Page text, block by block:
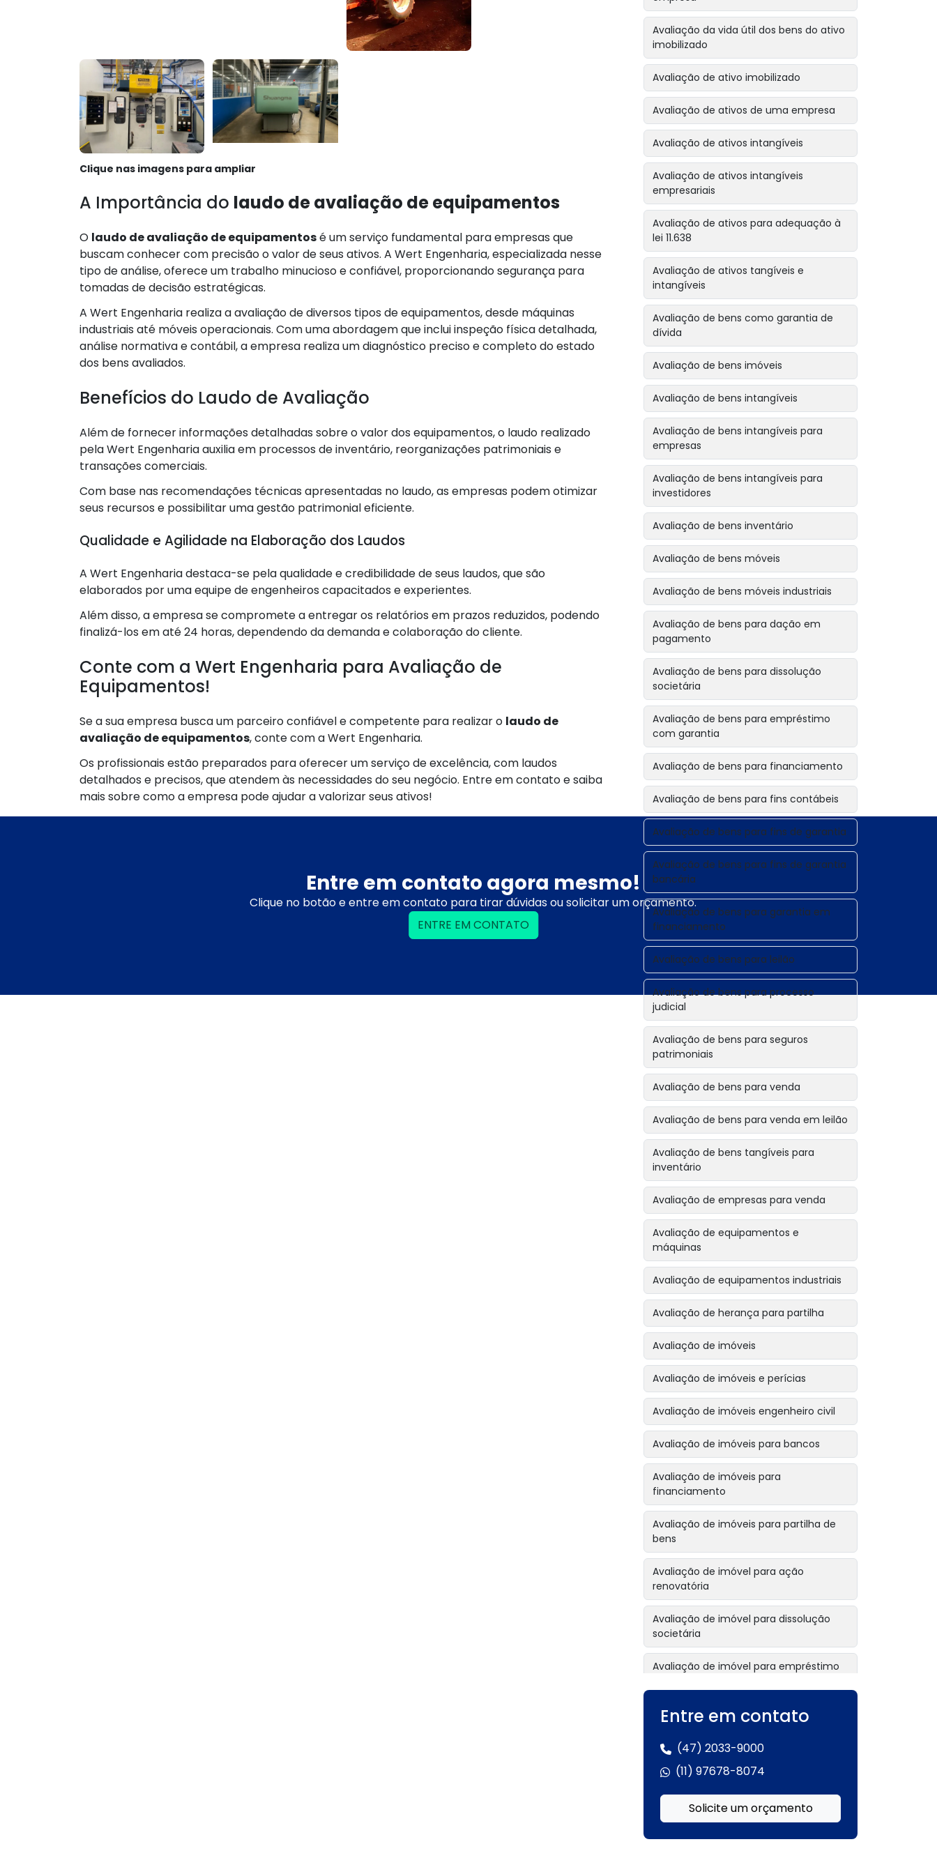
Clique nas imagens para ampliar
A Importância do laudo de avaliação de equipamentos
O laudo de avaliação de equipamentosé um serviço fundamental para empresas que
buscam conhecer com precisão o valor de seus ativos. A Wert Engenharia, especializada nesse
tipo de análise, oferece um trabalho minucioso e confiável, proporcionando segurança para
tomadas de decisão estratégicas.
A Wert Engenharia realiza a avaliação de diversos tipos de equipamentos, desde máquinas
industriais até móveis operacionais. Com uma abordagem que inclui inspeção física detalhada,
análise normativa e contábil, a empresa realiza um diagnóstico preciso e completo do estado
dos bens avaliados.
Benefícios do Laudo de Avaliação
Além de fornecer informações detalhadas sobre o valor dos equipamentos, o laudo realizado
pela Wert Engenharia auxilia em processos de inventário, reorganizações patrimoniais e
transações comerciais.
Com base nas recomendações técnicas apresentadas no laudo, as empresas podem otimizar
seus recursos e possibilitar uma gestão patrimonial eficiente.
Qualidade e Agilidade na Elaboração dos Laudos
A Wert Engenharia destaca-se pela qualidade e credibilidade de seus laudos, que são
elaborados por uma equipe de engenheiros capacitados e experientes.
Além disso, a empresa se compromete a entregar os relatórios em prazos reduzidos, podendo
finalizá-los em até 24 horas, dependendo da demanda e colaboração do cliente.
Conte com a Wert Engenharia para Avaliação de
Equipamentos!
Se a sua empresa busca um parceiro confiável e competente para realizar o laudo de
avaliação de equipamentos, conte com a Wert Engenharia.
Os profissionais estão preparados para oferecer um serviço de excelência, com laudos
detalhados e precisos, que atendem às necessidades do seu negócio. Entre em contato e saiba
mais sobre como a empresa pode ajudar a valorizar seus ativos!
Entre em contato agora mesmo!
Clique no botão e entre em contato para tirar dúvidas ou solicitar um orçamento.
ENTRE EM CONTATO
Avaliação da vida útil dos bens do ativo
imobilizado
Avaliação de ativo imobilizado
Avaliação de ativos de uma empresa
Avaliação de ativos intangíveis
Avaliação de ativos intangíveis
empresariais
Avaliação de ativos para adequação à
lei 11.638
Avaliação de ativos tangíveis e
intangíveis
Avaliação de bens como garantia de
dívida
Avaliação de bens imóveis
Avaliação de bens intangíveis
Avaliação de bens intangíveis para
empresas
Avaliação de bens intangíveis para
investidores
Avaliação de bens inventário
Avaliação de bens móveis
Avaliação de bens móveis industriais
Avaliação de bens para dação em
pagamento
Avaliação de bens para dissolução
societária
Avaliação de bens para empréstimo
com garantia
Avaliação de bens para financiamento
Avaliação de bens para fins contábeis
Avaliação de bens para fins de garantia
Avaliação de bens para fins de garantia
bancária
Avaliação de bens para garantia em
financiamento
Avaliação de bens para leilão
Avaliação de bens para processo
judicial
Avaliação de bens para seguros
patrimoniais
Avaliação de bens para venda
Avaliação de bens para venda em leilão
Avaliação de bens tangíveis para
inventário
Avaliação de empresas para venda
Avaliação de equipamentos e
máquinas
Avaliação de equipamentos industriais
Avaliação de herança para partilha
Avaliação de imóveis
Avaliação de imóveis e perícias
Avaliação de imóveis engenheiro civil
Avaliação de imóveis para bancos
Avaliação de imóveis para
financiamento
Avaliação de imóveis para partilha de
bens
Avaliação de imóvel para ação
renovatória
Avaliação de imóvel para dissolução
societária
Avaliação de imóvel para empréstimo
Avaliação de imóvel para garantia
Avaliação de imóvel para inventário
Avaliação de imóvel para inventário
extrajudicial
Avaliação de imóvel para leilão
Entre em contato
(47) 2033-9000
(11) 97678-8074
Solicite um orçamento